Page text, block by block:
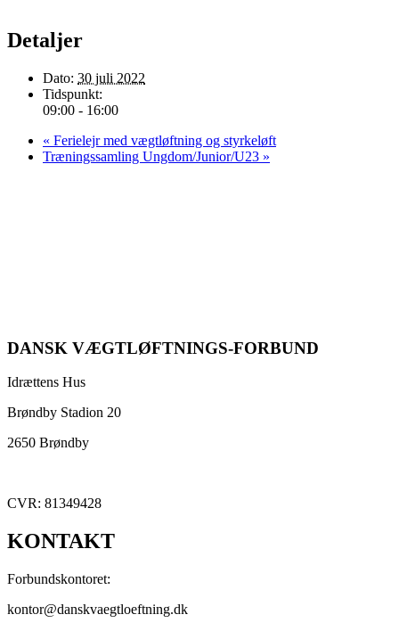
Detaljer
Dato: 30 juli 2022
Tidspunkt:
09:00 - 16:00
« Ferielejr med vægtløftning og styrkeløft
Træningssamling Ungdom/Junior/U23 »
DANSK VÆGTLØFTNINGS-FORBUND
Idrættens Hus
Brøndby Stadion 20
2650 Brøndby
CVR: 81349428
KONTAKT
Forbundskontoret:
kontor@danskvaegtloeftning.dk